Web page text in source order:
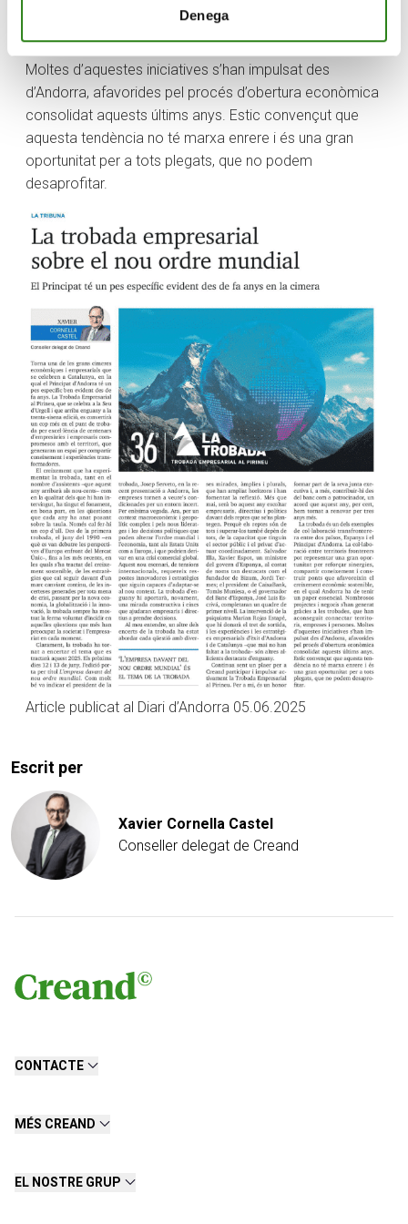
Denega
negocis s’han generat gràcies a les Trobades, que han
aconseguit connectar territoris, empreses i persones.
Moltes d’aquestes iniciatives s’han impulsat des
d’Andorra, afavorides pel procés d’obertura econòmica
consolidat aquests últims anys. Estic convençut que
aquesta tendència no té marxa enrere i és una gran
oportunitat per a tots plegats, que no podem
desaprofitar.
Article publicat al Diari d’Andorra 05.06.2025
Escrit per
Xavier Cornella Castel
Conseller delegat de Creand
CONTACTE
MÉS CREAND
EL NOSTRE GRUP